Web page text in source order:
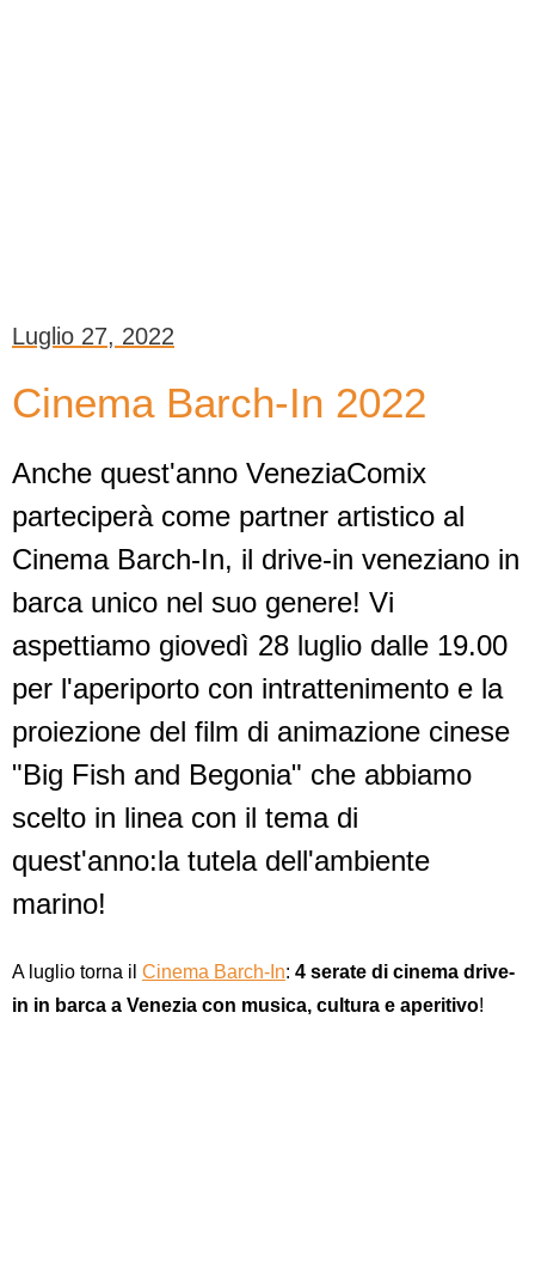
Luglio 27, 2022
Cinema Barch-In 2022
Anche quest'anno VeneziaComix
parteciperà come partner artistico al
Cinema Barch-In, il drive-in veneziano in
barca unico nel suo genere! Vi
aspettiamo giovedì 28 luglio dalle 19.00
per l'aperiporto con intrattenimento e la
proiezione del film di animazione cinese
"Big Fish and Begonia" che abbiamo
scelto in linea con il tema di
quest'anno:la tutela dell'ambiente
marino!
A luglio torna il Cinema Barch-In: 4 serate di cinema drive-
in in barca a Venezia con musica, cultura e aperitivo!